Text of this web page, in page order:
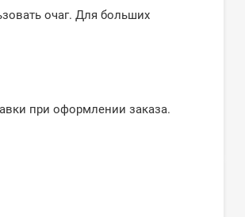
очаг. Для больших
при оформлении заказа.